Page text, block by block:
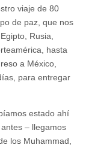
viaje de 80
de paz, que nos
Rusia,
hasta
a México,
para entregar
estado ahí
– llegamos
los Muhammad,